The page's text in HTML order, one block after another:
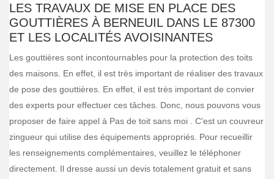
LES TRAVAUX DE MISE EN PLACE DES
GOUTTIÈRES À BERNEUIL DANS LE 87300
ET LES LOCALITÉS AVOISINANTES
Les gouttières sont incontournables pour la protection des toits
des maisons. En effet, il est très important de réaliser des travaux
de pose des gouttières. En effet, il est très important de convier
des experts pour effectuer ces tâches. Donc, nous pouvons vous
proposer de faire appel à Pas de toit sans moi . C'est un couvreur
zingueur qui utilise des équipements appropriés. Pour recueillir
les renseignements complémentaires, veuillez le téléphoner
directement. Il dresse aussi un devis totalement gratuit et sans